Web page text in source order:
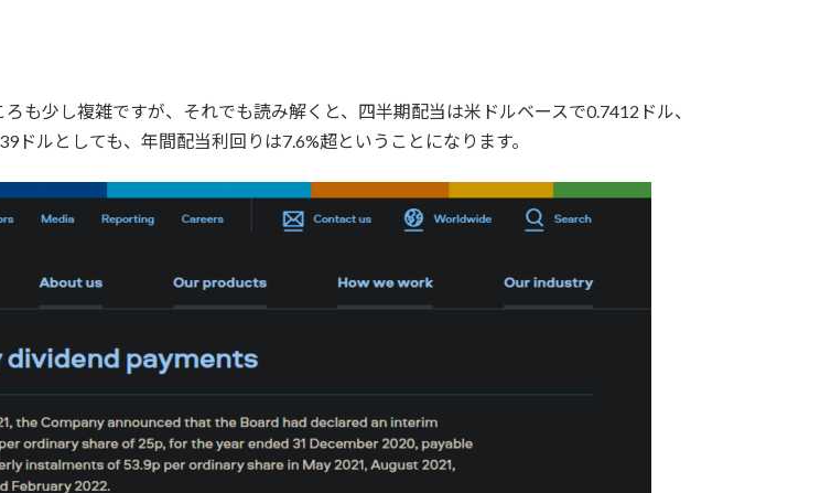
も少し複雑ですが、それでも読み解くと、四半期配当は米ドルベースで0.7412ドル、
ルとしても、年間配当利回りは7.6%超ということになります。